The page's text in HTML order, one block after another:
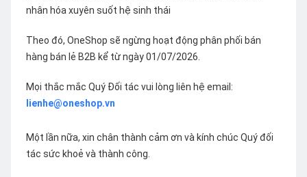
nhân hóa xuyên suốt hệ sinh thái
Theo đó, OneShop sẽ ngừng hoạt động phân phối bán
hàng bán lẻ B2B kể từ ngày 01/07/2026.
Mọi thắc mắc Quý Đối tác vui lòng liên hệ email:
lienhe@oneshop.vn
Một lần nữa, xin chân thành cảm ơn và kính chúc Quý đối
tác sức khoẻ và thành công.